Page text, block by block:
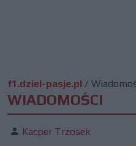
f1.dziel-pasje.pl /
WIADOMOŚCI
Kacper Trzosek